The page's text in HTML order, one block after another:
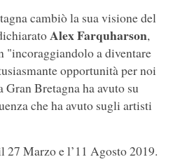
cambiò la sua visione del
Alex Farquharson,
"incoraggiandolo a diventare
opportunità per noi
Bretagna ha avuto su
che ha avuto sugli artisti
27 Marzo e l’11 Agosto 2019.